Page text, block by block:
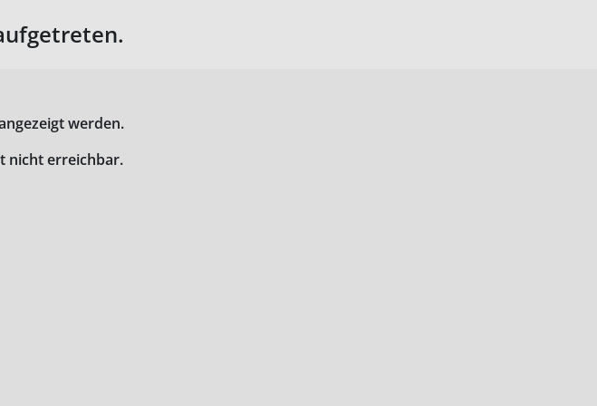
werden.
nicht erreichbar.